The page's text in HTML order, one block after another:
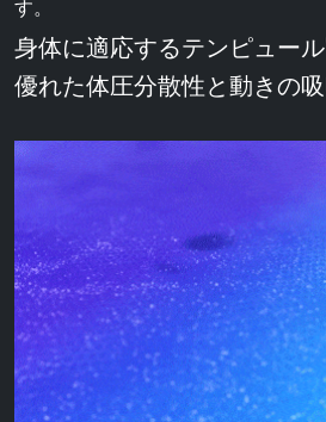
す。
身体に適応するテンピュール
優れた体圧分散性と動きの